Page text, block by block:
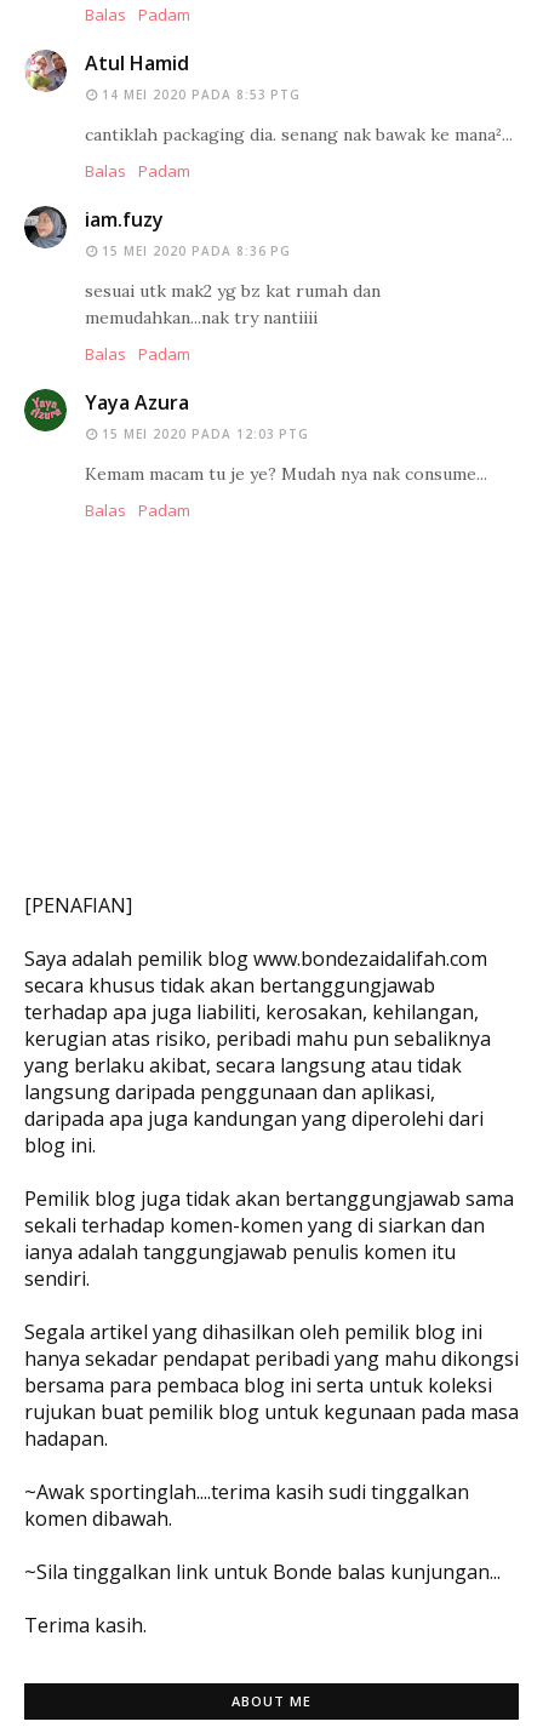
Balas Padam
Atul Hamid
14 MEI 2020 PADA 8:53 PTG
cantiklah packaging dia. senang nak bawak ke mana²...
Balas
Padam
iam.fuzy
15 MEI 2020 PADA 8:36 PG
sesuai utk mak2 yg bz kat rumah dan
memudahkan...nak try nantiiii
Balas
Padam
Yaya Azura
15 MEI 2020 PADA 12:03 PTG
Kemam macam tu je ye? Mudah nya nak consume...
Balas
Padam
[PENAFIAN]
Saya adalah pemilik blog www.bondezaidalifah.com
secara khusus tidak akan bertanggungjawab
terhadap apa juga liabiliti, kerosakan, kehilangan,
kerugian atas risiko, peribadi mahu pun sebaliknya
yang berlaku akibat, secara langsung atau tidak
langsung daripada penggunaan dan aplikasi,
daripada apa juga kandungan yang diperolehi dari
blog ini.
Pemilik blog juga tidak akan bertanggungjawab sama
sekali terhadap komen-komen yang di siarkan dan
ianya adalah tanggungjawab penulis komen itu
sendiri.
Segala artikel yang dihasilkan oleh pemilik blog ini
hanya sekadar pendapat peribadi yang mahu dikongsi
bersama para pembaca blog ini serta untuk koleksi
rujukan buat pemilik blog untuk kegunaan pada masa
hadapan.
~Awak sportinglah....terima kasih sudi tinggalkan
komen dibawah.
~Sila tinggalkan link untuk Bonde balas kunjungan...
Terima kasih.
ABOUT ME